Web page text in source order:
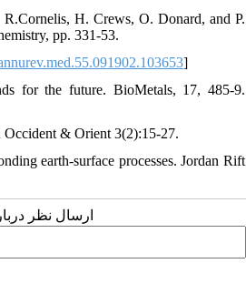
H. Crews, O. Donard, and P.
pp. 331-53.
]
for the future. BioMetals, 17, 485-9.
& Orient 3(2):15-27.
earth-surface processes. Jordan Rift
ارسال نظر